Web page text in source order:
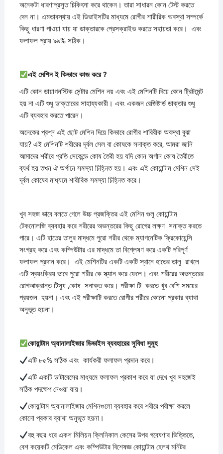
অনেকটা ধারণাপ্রসুত চিকিৎসা করে থাকেন। তারা সাধারন কোন টেস্ট করতে
দেন না। এমতাবস্থায় এই ডিভাইসটির মাধ্যমে রোগীর শারীরিক অবস্থা সম্পর্কে
কিছু ধারণা পাওয়া যায় যা ডাক্তারকে প্রেসক্রাইভ করতে সহায়তা করে। এবং
ফলাফল প্রায় ৯৯% সঠিক।
এই মেশিন ই কিভাবে কাজ করে ?
এটি কোন ডায়াগনস্টিক সেন্টার মেশিন নয় এবং এই মেশিনটি দিয়ে কোন ট্রিটমেন্ট
হয় না এটি শুধু ডাক্তারের সাহায্যকারী। এবং একজন রেজিষ্টার্ড ডাক্তার শুধু
এটি ব্যবহার করতে পারেন।
অনেকের প্রশ্ন এই ছোট মেশিন দিয়ে কিভাবে রোগীর শারিরীক অবস্থা বুঝা
যায়? এই মেশিনটি শরীরের দূর্বল সেল বা কোষকে সনাক্ত করে, আমরা জানি
আমাদের শরীরে প্রতি সেকেন্ডে কোষ তৈরী হয় যদি কোন অর্গান কোষ তৈরীতে
ব্যর্থ হয় তখন ঐ অর্গানে সমস্যা চিহ্নিত হয়। এবং এই কোয়ান্টাম মেশিন সেই
দূর্বল কোষের মাধ্যমে শারীরিক সমস্যা চিহ্নিত করে।
খুব সহজ ভাবে বলতে গেলে উচ্চ প্রজক্তির এই মেশিন গুলু কোয়ান্টাম
টেকনোলজি ব্যবহার করে শরীরের অভন্তরের কিছু রোগের লক্ষণ সনাক্ত করতে
পারে। এটি হাতের তালুর মাদ্ধমে পুরো শরীর থেকে ম্যাগনেটিক ফ্রিকোয়েন্সি
সংগ্রহ করে এবং কম্পিউটার এর মাদ্ধমে তা বিশ্লেষণ করে একটি পরিপূর্ণ
ফলাফল প্রদান করে। এই মেশিনটির একটি একটি স্থানে হাতের তালু রাখলে
এটি স্বয়ংক্রিয় ভাবে পুরো শরীর কে স্ক্যান করে ফেলে। এবং শরীরের অভন্তরের
রোগআক্রান্ত টিস্যু ,কোষ সনাক্ত করে। পরীক্ষা টি করতে খুব বেশি সময়ের
প্রয়জন হয়না। এবং এই পরীক্ষাটি করতে রোগীর শরীরে কোনো প্রকার ব্যাথা
অনুভূত হয়না।
কোয়ান্টাম অ্যানালাইজার ডিভাইস ব্যবহারের সুবিধা সুমুহ
এটি ৮৫% সঠিক এবং কার্যকরী ফলাফল প্রদান করে।
এটি একটি ডাটাবেসের মাধ্যমে ফলাফল প্রকাশ করে যা দেখে খুব সহজেই
সঠিক পদক্ষেপ নেওয়া যায়।
কোয়ান্টাম অ্যানালাইজার মেশিনগুলো ব্যবহার করে শরীরে পরীক্ষা করলে
কোনো প্রকার ব্যাথা অনুভূত হয়না।
বহু বছর ধরে একশ মিলিয়ন ক্লিনিকাল কেসের উপর গবেষণার ভিত্তিতে,
বেশ কয়েকটি মেডিকেল এবং কম্পিউটার বিশেষজ্ঞ কোয়ান্টাম হেলথ মনিটর